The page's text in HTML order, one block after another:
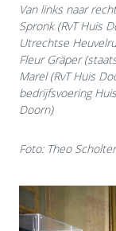
Van links naar
Spronk (RvT Huis
Utrechtse
Fleur Gräper
Marel (RvT Huis
bedrijfsvoering
Doorn)
Foto: Theo